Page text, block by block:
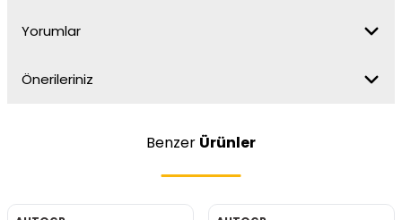
Yorumlar
Önerileriniz
Benzer Ürünler